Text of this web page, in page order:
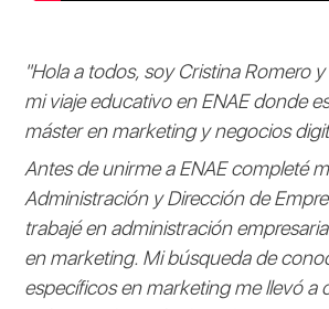
"Hola a todos, soy Cristina Romero
mi viaje educativo en ENAE donde
máster en marketing y negocios
Antes de unirme a ENAE completé
Administración y Dirección de
trabajé en administración
en marketing. Mi búsqueda de
específicos en marketing me llevó a